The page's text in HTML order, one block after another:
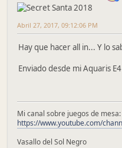
Abril 27, 2017, 09:12:06 PM
Hay que hacer all in... Y lo
Enviado desde mi Aquaris
Mi canal sobre juegos de mesa:
https://www.youtube.com/
Vasallo del Sol Negro